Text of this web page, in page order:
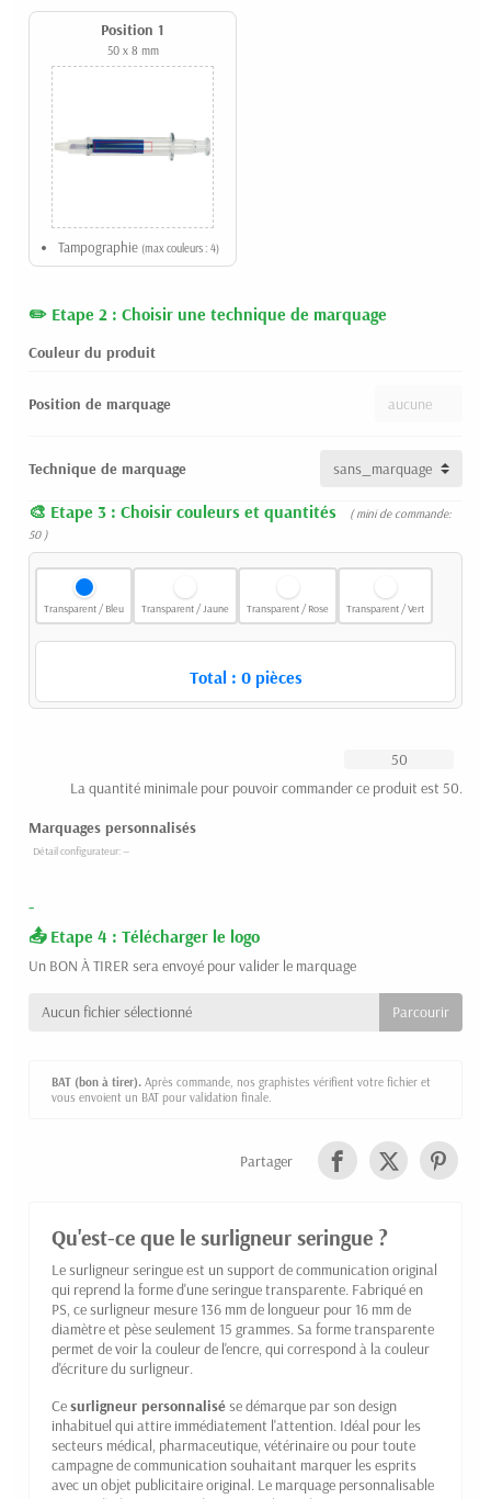
Position 1
50 x 8 mm
Tampographie (max couleurs : 4)
Etape 2 : Choisir une technique de marquage
Couleur du produit
Position de marquage
Technique de marquage
Etape 3 : Choisir couleurs et quantités
( mini de commande:
50 )
Transparent / Bleu Transparent / Jaune Transparent / Rose Transparent / Vert
Total : 0pièces
La quantité minimale pour pouvoir commander ce produit est 50.
Marquages personnalisés
-
Etape 4 : Télécharger le logo
Un BON À TIRER sera envoyé pour valider le marquage
Aucun fichier sélectionné
BAT (bon à tirer). Après commande, nos graphistes vérifient votre fichier et
vous envoient un BAT pour validation finale.
Partager
Qu'est-ce que le surligneur seringue ?
Le surligneur seringue est un support de communication original
qui reprend la forme d'une seringue transparente. Fabriqué en
PS, ce surligneur mesure 136 mm de longueur pour 16 mm de
diamètre et pèse seulement 15 grammes. Sa forme transparente
permet de voir la couleur de l'encre, qui correspond à la couleur
d'écriture du surligneur.
Cesurligneur personnalisé se démarque par son design
inhabituel qui attire immédiatement l'attention. Idéal pour les
secteurs médical, pharmaceutique, vétérinaire ou pour toute
campagne de communication souhaitant marquer les esprits
avec un objet publicitaire original. Le marquage personnalisable